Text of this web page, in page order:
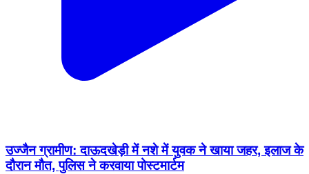
उज्जैन ग्रामीण: दाऊदखेड़ी में नशे में युवक ने खाया जहर, इलाज के
दौरान मौत, पुलिस ने करवाया पोस्टमार्टम